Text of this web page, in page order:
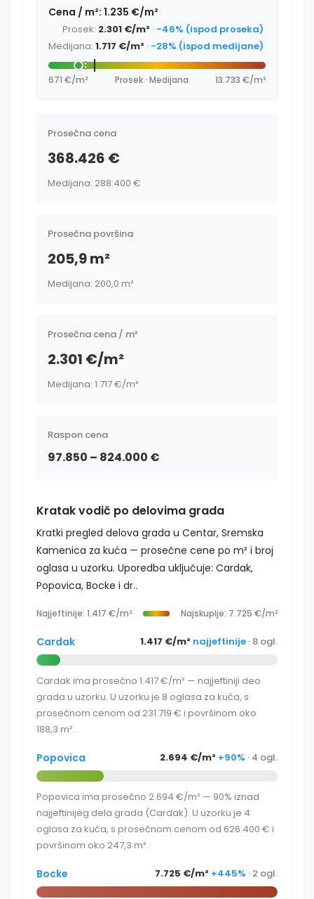
Cena / m²: 1.235 €/m²
Prosek: 2.301 €/m² · -46% (ispod proseka)
Medijana: 1.717 €/m² · -28% (ispod medijane)
671 €/m² Prosek · Medijana 13.733 €/m²
Prosečna cena
368.426 €
Medijana: 288.400 €
Prosečna površina
205,9 m²
Medijana: 200,0 m²
Prosečna cena / m²
2.301 €/m²
Medijana: 1.717 €/m²
Raspon cena
97.850 – 824.000 €
Kratak vodič po delovima grada
Kratki pregled delova grada u Centar, Sremska
Kamenica za kuća — prosečne cene po m² i broj
oglasa u uzorku. Uporedba uključuje: Cardak,
Popovica, Bocke i dr..
Najjeftinije: 1.417 €/m² Najskuplje: 7.725 €/m²
Cardak 1.417 €/m² najjeftinije · 8 ogl.
Cardak ima prosečno 1.417 €/m² — najjeftiniji deo
grada u uzorku. U uzorku je 8 oglasa za kuća, s
prosečnom cenom od 231.719 € i površinom oko
188,3 m².
Popovica 2.694 €/m² +90% · 4 ogl.
Popovica ima prosečno 2.694 €/m² — 90% iznad
najjeftinijeg dela grada (Cardak). U uzorku je 4
oglasa za kuća, s prosečnom cenom od 626.400 € i
površinom oko 247,3 m².
Bocke 7.725 €/m² +445% · 2 ogl.